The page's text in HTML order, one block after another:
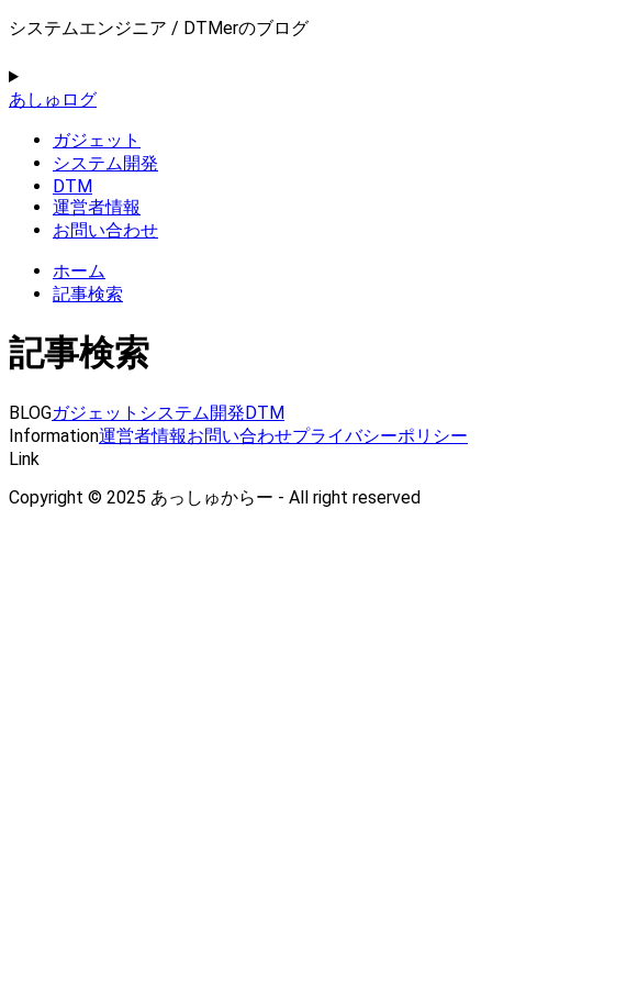
システムエンジニア / DTMerのブログ
あしゅログ
ガジェット
システム開発
DTM
運営者情報
お問い合わせ
ホーム
記事検索
記事検索
BLOGガジェット システム開発DTM
Information運営者情報お問い合わせプライバシーポリシー
Link
Copyright © 2025 あっしゅからー - All right reserved